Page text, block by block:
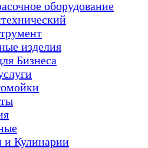
оборудование
изделия
Бизнеса
и Кулинарии